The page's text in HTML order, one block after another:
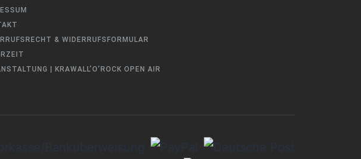
& WIDERRUFSFORMULAR
| KRAWALL’O’ROCK OPEN AIR